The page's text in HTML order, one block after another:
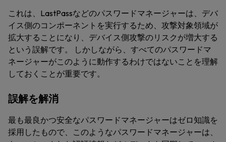
これは、LastPassなどのパスワードマネージャーは、デバ
イス側のコンポーネントを実行するため、攻撃対象領域が
拡大することになり、デバイス側攻撃のリスクが増大する
という誤解です。 しかしながら、すべてのパスワードマ
ネージャーがこのように動作するわけではないことを理解
しておくことが重要です。
誤解を解消
最も最良かつ安全なパスワードマネージャーはゼロ知識を
採用したもので、このようなパスワードマネージャーは、